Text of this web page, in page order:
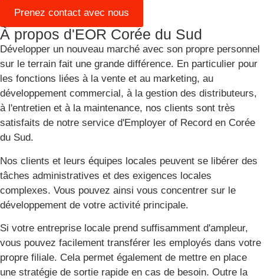
Prenez contact avec nous
À propos d'EOR Corée du Sud
Développer un nouveau marché avec son propre personnel
sur le terrain fait une grande différence. En particulier pour
les fonctions liées à la vente et au marketing, au
développement commercial, à la gestion des distributeurs,
à l'entretien et à la maintenance, nos clients sont très
satisfaits de notre service d'Employer of Record en Corée
du Sud.
Nos clients et leurs équipes locales peuvent se libérer des
tâches administratives et des exigences locales
complexes. Vous pouvez ainsi vous concentrer sur le
développement de votre activité principale.
Si votre entreprise locale prend suffisamment d'ampleur,
vous pouvez facilement transférer les employés dans votre
propre filiale. Cela permet également de mettre en place
une stratégie de sortie rapide en cas de besoin. Outre la